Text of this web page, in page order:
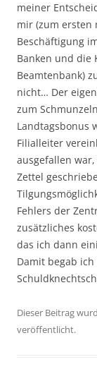
meiner
mir (zum ersten
Beschäftigung
Banken und die
Beamtenbank)
nicht… Der
zum
Landtagsbonus
Filialleiter
ausgefallen
Zettel
Fehlers der
zusätzliches
das ich dann
Damit begab
Dieser Beitrag
veröffentlicht.